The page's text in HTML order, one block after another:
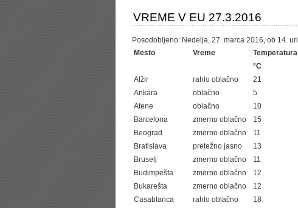
VREME V EU 27.3.2016
Posodobljeno: Nedelja, 27. marca 2016, ob 14. uri
Mesto
Vreme Temperatura
°C
Alžir
rahlo oblačno 21
Ankara
oblačno 5
Atene
oblačno 10
Barcelona
zmerno oblačno 15
Beograd
zmerno oblačno 11
Bratislava
pretežno jasno 13
Bruselj
zmerno oblačno 11
Budimpešta
zmerno oblačno 12
Bukarešta
zmerno oblačno 12
Casablanca
rahlo oblačno 18